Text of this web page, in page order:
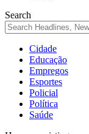
Search
Cidade
Educação
Empregos
Esportes
Policial
Política
Saúde